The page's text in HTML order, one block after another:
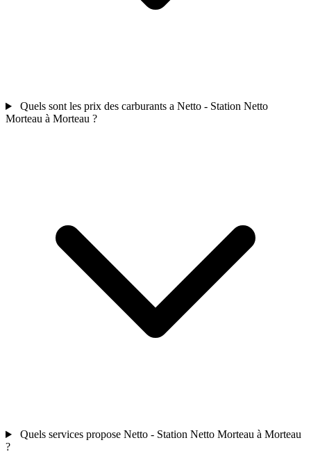
Quels sont les prix des carburants a Netto - Station Netto
Morteau à Morteau ?
Quels services propose Netto - Station Netto Morteau à Morteau
?